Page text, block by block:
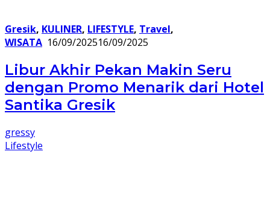
Gresik, KULINER, LIFESTYLE, Travel,
WISATA 16/09/202516/09/2025
Libur Akhir Pekan Makin Seru
dengan Promo Menarik dari Hotel
Santika Gresik
gressy
Lifestyle